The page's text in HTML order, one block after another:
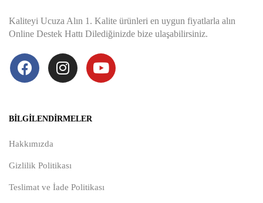
Kaliteyi Ucuza Alın 1. Kalite ürünleri en uygun fiyatlarla alın
Online Destek Hattı Dilediğinizde bize ulaşabilirsiniz.
BILGILENDIRMELER
Hakkımızda
Gizlilik Politikası
Teslimat ve İade Politikası